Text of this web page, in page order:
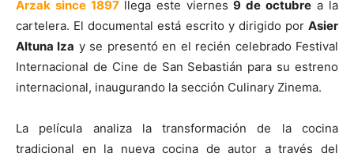
Arzak since 1897 llega este viernes9 de octubre a la
cartelera. El documental está escrito y dirigido por Asier
Altuna Iza y se presentó en el recién celebrado Festival
Internacional de Cine de San Sebastián para su estreno
internacional, inaugurando la sección Culinary Zinema.
La película analiza la transformación de la cocina
tradicional en la nueva cocina de autor a través del